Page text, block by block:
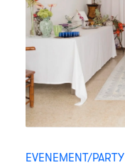
EVENEMENT/PARTY